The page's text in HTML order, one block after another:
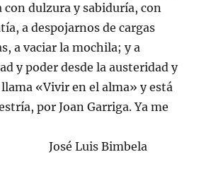
con dulzura y sabiduría, con
a despojarnos de cargas
a vaciar la mochila; y a
y poder desde la austeridad y
«Vivir en el alma» y está
por Joan Garriga. Ya me
Bimbela